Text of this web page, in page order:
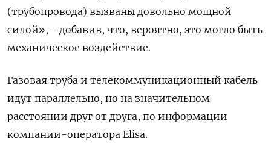
(трубопровода) вызваны довольно мощной
силой», - добавив, что, вероятно, это могло быть
механическое воздействие.
Газовая труба и телекоммуникационный кабель
идут параллельно, но на значительном
расстоянии друг от друга, по информации
компании-оператора Elisa.